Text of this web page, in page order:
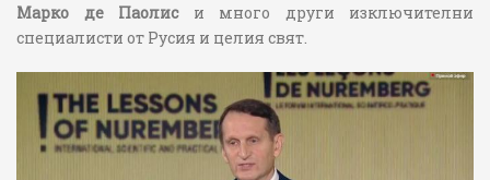
Марко де Паолиси много други изключителни
специалисти от Русия и целия свят.